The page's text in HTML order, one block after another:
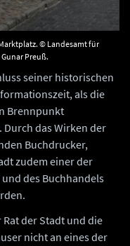
© Landesamt für
Preuß.
seiner historischen
als die
Brennpunkt
das Wirken der
Buchdrucker,
zudem einer der
des Buchhandels
der Stadt und die
nicht an eines der